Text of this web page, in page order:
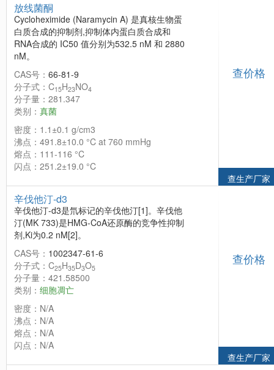
放线菌酮
Cycloheximide (Naramycin A) 是真核生物蛋
白质合成的抑制剂,抑制体内蛋白质合成和
RNA合成的 IC50 值分别为532.5 nM 和 2880
nM。
CAS号： 66-81-9
分子式：C15H23NO4
分子量：281.347
类别： 真菌
密度：1.1±0.1 g/cm3
沸点：491.8±10.0 °C at 760 mmHg
熔点：111-116 °C
闪点：251.2±19.0 °C
查价格
查生产厂家
辛伐他汀-d3
辛伐他汀-d3是氘标记的辛伐他汀[1]。辛伐他
汀(MK 733)是HMG-CoA还原酶的竞争性抑制
剂,Ki为0.2 nM[2]。
CAS号： 1002347-61-6
分子式：C25H35D3O5
分子量：421.58500
类别： 细胞凋亡
密度：N/A
沸点：N/A
熔点：N/A
闪点：N/A
查价格
查生产厂家